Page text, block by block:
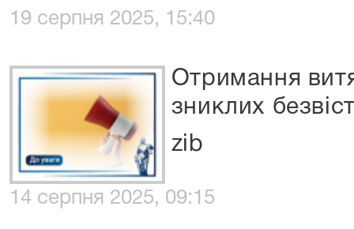
19 серпня 2025, 15:40
Отримання
зниклих
zib
14 серпня 2025, 09:15